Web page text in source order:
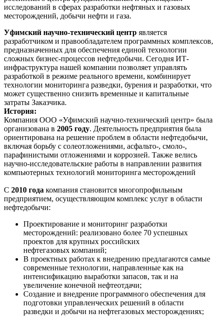
исследований в сферах разработки нефтяных и газовых
месторождений, добычи нефти и газа.
Уфимский научно-технический центр является
разработчиком и правообладателем программных комплексов,
предназначенных для обеспечения единой технологии
сложных бизнес-процессов нефтедобычи. Сегодня ИТ-
инфраструктура нашей компании позволяет управлять
разработкой в режиме реального времени, комбинирует
технологии мониторинга разведки, бурения и разработки, что
может существенно снизить временные и капитальные
затраты Заказчика.
История:
Компания ООО «Уфимский научно-технический центр» была
организована в 2005 году. Деятельность предприятия была
ориентирована на решение проблем в области нефтедобычи,
включая борьбу с солеотложениями, асфальто-, смоло-,
парафинистыми отложениями и коррозией. Также велись
научно-исследовательские работы в направлении развития
компьютерных технологий мониторинга месторождений
С 2010 года компания становится многопрофильным
предприятием, осуществляющим комплекс услуг в области
нефтедобычи:
Проектирование и мониторинг разработки
месторождений: реализовано более 70 успешных
проектов для крупных российских
нефтегазовых компаний;
В проектных работах к внедрению предлагаются самые
современные технологии, направленные как на
интенсификацию выработки запасов, так и на
увеличение конечной нефтеотдачи;
Создание и внедрение программного обеспечения для
подготовки управленческих решений в области
разведки и добычи на нефтегазовых месторождениях;